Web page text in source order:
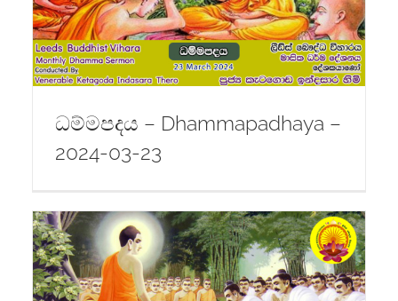
ධම්මපදය – Dhammapadhaya –
2024-03-23